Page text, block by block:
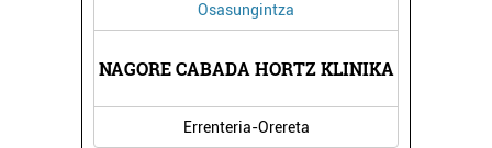
Osasungintza
NAGORE CABADA HORTZ KLINIKA
Errenteria-Orereta